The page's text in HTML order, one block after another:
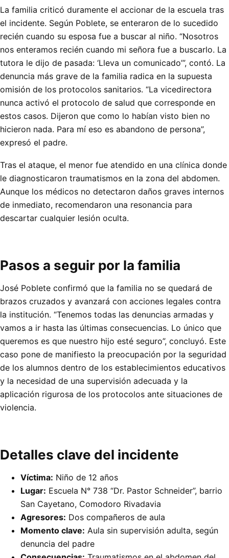
La familia criticó duramente el accionar de la escuela tras
el incidente. Según Poblete, se enteraron de lo sucedido
recién cuando su esposa fue a buscar al niño. “Nosotros
nos enteramos recién cuando mi señora fue a buscarlo. La
tutora le dijo de pasada: ‘Lleva un comunicado’”, contó. La
denuncia más grave de la familia radica en la supuesta
omisión de los protocolos sanitarios. “La vicedirectora
nunca activó el protocolo de salud que corresponde en
estos casos. Dijeron que como lo habían visto bien no
hicieron nada. Para mí eso es abandono de persona”,
expresó el padre.
Tras el ataque, el menor fue atendido en una clínica donde
le diagnosticaron traumatismos en la zona del abdomen.
Aunque los médicos no detectaron daños graves internos
de inmediato, recomendaron una resonancia para
descartar cualquier lesión oculta.
Pasos a seguir por la familia
José Poblete confirmó que la familia no se quedará de
brazos cruzados y avanzará con acciones legales contra
la institución. “Tenemos todas las denuncias armadas y
vamos a ir hasta las últimas consecuencias. Lo único que
queremos es que nuestro hijo esté seguro”, concluyó. Este
caso pone de manifiesto la preocupación por la seguridad
de los alumnos dentro de los establecimientos educativos
y la necesidad de una supervisión adecuada y la
aplicación rigurosa de los protocolos ante situaciones de
violencia.
Detalles clave del incidente
Víctima: Niño de 12 años
Lugar: Escuela N° 738 “Dr. Pastor Schneider”, barrio
San Cayetano, Comodoro Rivadavia
Agresores: Dos compañeros de aula
Momento clave: Aula sin supervisión adulta, según
denuncia del padre